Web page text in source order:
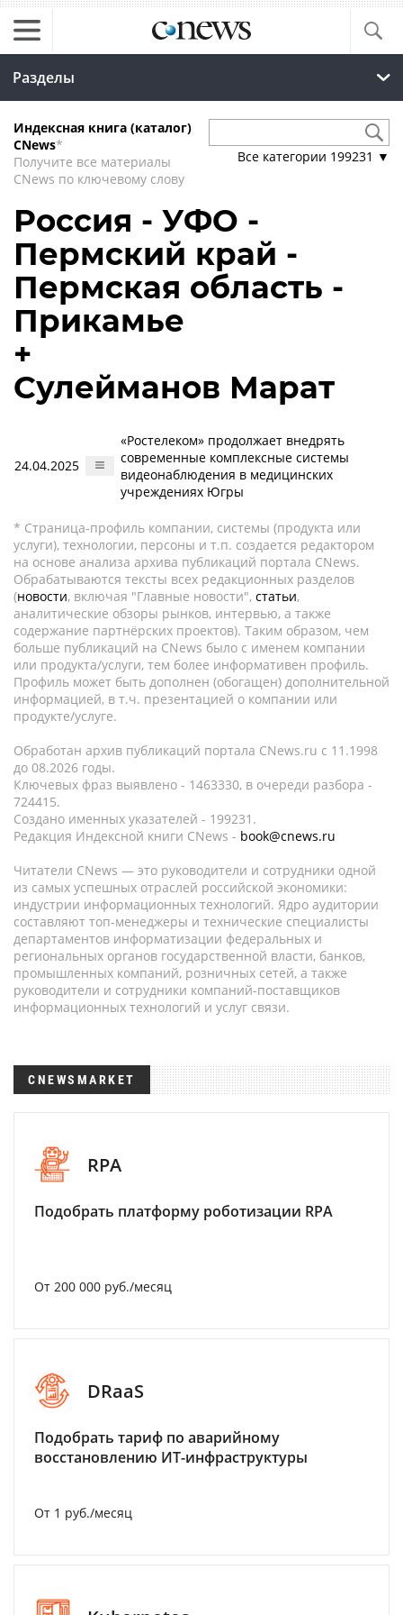
Разделы
Индексная книга (каталог)
CNews*
Получите все материалы
CNews по ключевому слову
Все категории 199231 ▼
Россия - УФО -
Пермский край -
Пермская область -
Прикамье
+
Сулейманов Марат
24.04.2025
«Ростелеком» продолжает внедрять
современные комплексные системы
видеонаблюдения в медицинских
учреждениях Югры
* Страница-профиль компании, системы (продукта или
услуги), технологии, персоны и т.п. создается редактором
на основе анализа архива публикаций портала CNews.
Обрабатываются тексты всех редакционных разделов
(новости, включая "Главные новости", статьи,
аналитические обзоры рынков, интервью, а также
содержание партнёрских проектов). Таким образом, чем
больше публикаций на CNews было с именем компании
или продукта/услуги, тем более информативен профиль.
Профиль может быть дополнен (обогащен) дополнительной
информацией, в т.ч. презентацией о компании или
продукте/услуге.
Обработан архив публикаций портала CNews.ru c 11.1998
до 08.2026 годы.
Ключевых фраз выявлено - 1463330, в очереди разбора -
724415.
Создано именных указателей - 199231.
Редакция Индексной книги CNews - book@cnews.ru
Читатели CNews — это руководители и сотрудники одной
из самых успешных отраслей российской экономики:
индустрии информационных технологий. Ядро аудитории
составляют топ-менеджеры и технические специалисты
департаментов информатизации федеральных и
региональных органов государственной власти, банков,
промышленных компаний, розничных сетей, а также
руководители и сотрудники компаний-поставщиков
информационных технологий и услуг связи.
CNEWSMARKET
RPA
Подобрать платформу роботизации RPA
От 200 000 руб./месяц
DRaaS
Подобрать тариф по аварийному
восстановлению ИТ-инфраструктуры
От 1 руб./месяц